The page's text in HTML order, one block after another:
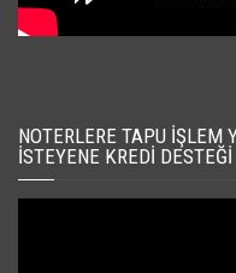
NOTERLERE TAPU
İSTEYENE KREDI DESTEĞI